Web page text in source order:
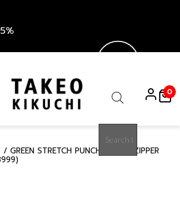
search
0
/ GREEN STRETCH PUNCH FABRIC ZIPPER